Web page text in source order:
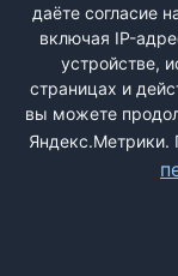
даёте согласие
включая IP-
устройстве,
страницах и
вы можете